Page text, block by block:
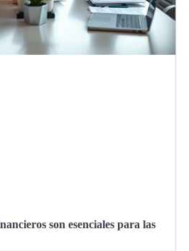
son esenciales para las